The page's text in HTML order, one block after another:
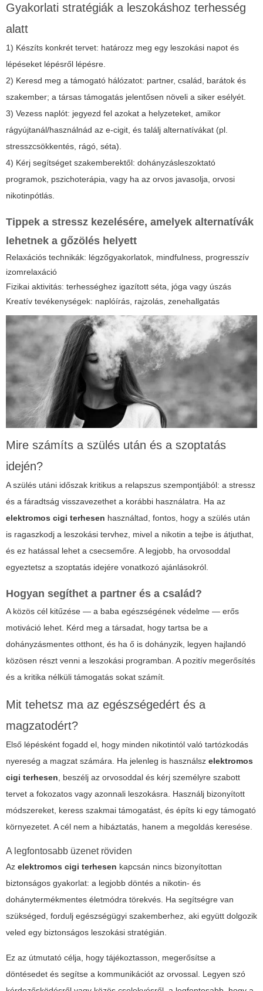
Gyakorlati stratégiák a leszokáshoz terhesség
alatt
1) Készíts konkrét tervet: határozz meg egy leszokási napot és
lépéseket lépésről lépésre.
2) Keresd meg a támogató hálózatot: partner, család, barátok és
szakember; a társas támogatás jelentősen növeli a siker esélyét.
3) Vezess naplót: jegyezd fel azokat a helyzeteket, amikor
rágyújtanál/használnád az e-cigit, és találj alternatívákat (pl.
stresszcsökkentés, rágó, séta).
4) Kérj segítséget szakemberektől: dohányzásleszoktató
programok, pszichoterápia, vagy ha az orvos javasolja, orvosi
nikotinpótlás.
Tippek a stressz kezelésére, amelyek alternatívák
lehetnek a gőzölés helyett
Relaxációs technikák: légzőgyakorlatok, mindfulness, progresszív
izomrelaxáció
Fizikai aktivitás: terhességhez igazított séta, jóga vagy úszás
Kreatív tevékenységek: naplóírás, rajzolás, zenehallgatás
Mire számíts a szülés után és a szoptatás
idején?
A szülés utáni időszak kritikus a relapszus szempontjából: a stressz
és a fáradtság visszavezethet a korábbi használatra. Ha az
elektromos cigi terhesen használtad, fontos, hogy a szülés után
is ragaszkodj a leszokási tervhez, mivel a nikotin a tejbe is átjuthat,
és ez hatással lehet a csecsemőre. A legjobb, ha orvosoddal
egyeztetsz a szoptatás idejére vonatkozó ajánlásokról.
Hogyan segíthet a partner és a család?
A közös cél kitűzése — a baba egészségének védelme — erős
motiváció lehet. Kérd meg a társadat, hogy tartsa be a
dohányzásmentes otthont, és ha ő is dohányzik, legyen hajlandó
közösen részt venni a leszokási programban. A pozitív megerősítés
és a kritika nélküli támogatás sokat számít.
Mit tehetsz ma az egészségedért és a
magzatodért?
Első lépésként fogadd el, hogy minden nikotintól való tartózkodás
nyereség a magzat számára. Ha jelenleg is használsz elektromos
cigi terhesen , beszélj az orvosoddal és kérj személyre szabott
tervet a fokozatos vagy azonnali leszokásra. Használj bizonyított
módszereket, keress szakmai támogatást, és építs ki egy támogató
környezetet. A cél nem a hibáztatás, hanem a megoldás keresése.
A legfontosabb üzenet röviden
Az elektromos cigi terhesen kapcsán nincs bizonyítottan
biztonságos gyakorlat: a legjobb döntés a nikotin- és
dohánytermékmentes életmódra törekvés. Ha segítségre van
szükséged, fordulj egészségügyi szakemberhez, aki együtt dolgozik
veled egy biztonságos leszokási stratégián.
Ez az útmutató célja, hogy tájékoztasson, megerősítse a
döntésedet és segítse a kommunikációt az orvossal. Legyen szó